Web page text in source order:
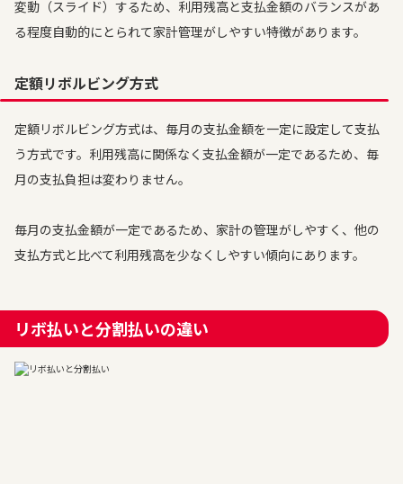
変動（スライド）するため、利用残高と支払金額のバランスがあ
る程度自動的にとられて家計管理がしやすい特徴があります。
定額リボルビング方式
定額リボルビング方式は、毎月の支払金額を一定に設定して支払
う方式です。利用残高に関係なく支払金額が一定であるため、毎
月の支払負担は変わりません。
毎月の支払金額が一定であるため、家計の管理がしやすく、他の
支払方式と比べて利用残高を少なくしやすい傾向にあります。
リボ払いと分割払いの違い